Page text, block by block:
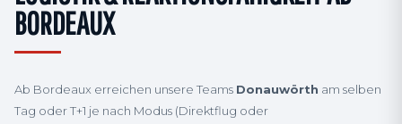
BORDEAUX
Ab Bordeaux erreichen unsere Teams Donauwörth am selben
Tag oder T+1 je nach Modus (Direktflug oder